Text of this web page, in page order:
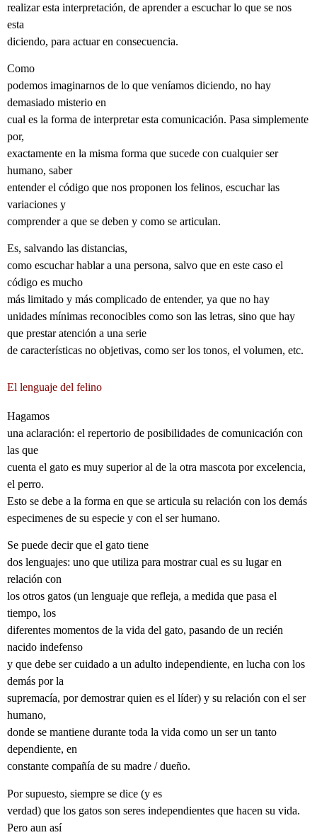
realizar esta interpretación, de aprender a escuchar lo que se nos
esta
diciendo, para actuar en consecuencia.
Como
podemos imaginarnos de lo que veníamos diciendo, no hay
demasiado misterio en
cual es la forma de interpretar esta comunicación. Pasa simplemente
por,
exactamente en la misma forma que sucede con cualquier ser
humano, saber
entender el código que nos proponen los felinos, escuchar las
variaciones y
comprender a que se deben y como se articulan.
Es, salvando las distancias,
como escuchar hablar a una persona, salvo que en este caso el
código es mucho
más limitado y más complicado de entender, ya que no hay
unidades mínimas reconocibles como son las letras, sino que hay
que prestar atención a una serie
de características no objetivas, como ser los tonos, el volumen, etc.
El lenguaje del felino
Hagamos
una aclaración: el repertorio de posibilidades de comunicación con
las que
cuenta el gato es muy superior al de la otra mascota por excelencia,
el perro.
Esto se debe a la forma en que se articula su relación con los demás
especimenes de su especie y con el ser humano.
Se puede decir que el gato tiene
dos lenguajes: uno que utiliza para mostrar cual es su lugar en
relación con
los otros gatos (un lenguaje que refleja, a medida que pasa el
tiempo, los
diferentes momentos de la vida del gato, pasando de un recién
nacido indefenso
y que debe ser cuidado a un adulto independiente, en lucha con los
demás por la
supremacía, por demostrar quien es el líder) y su relación con el ser
humano,
donde se mantiene durante toda la vida como un ser un tanto
dependiente, en
constante compañía de su madre / dueño.
Por supuesto, siempre se dice (y es
verdad) que los gatos son seres independientes que hacen su vida.
Pero aun así